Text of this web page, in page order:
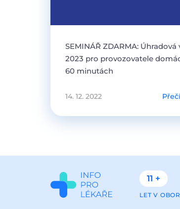
SEMINÁŘ ZDARMA: Úhradová
2023 pro provozovatele
60 minutách
14. 12. 2022
11 +
LET V